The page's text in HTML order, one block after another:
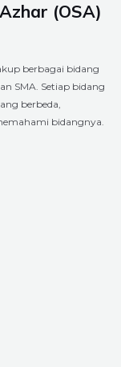
(OSA)
berbagai bidang
SMA. Setiap bidang
berbeda,
bidangnya.